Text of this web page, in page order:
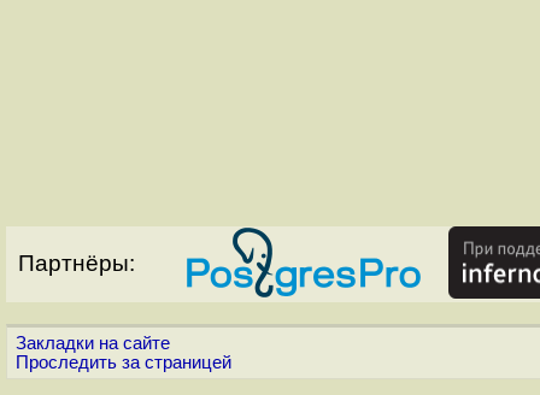
Партнёры:
Закладки на сайте
Проследить за страницей